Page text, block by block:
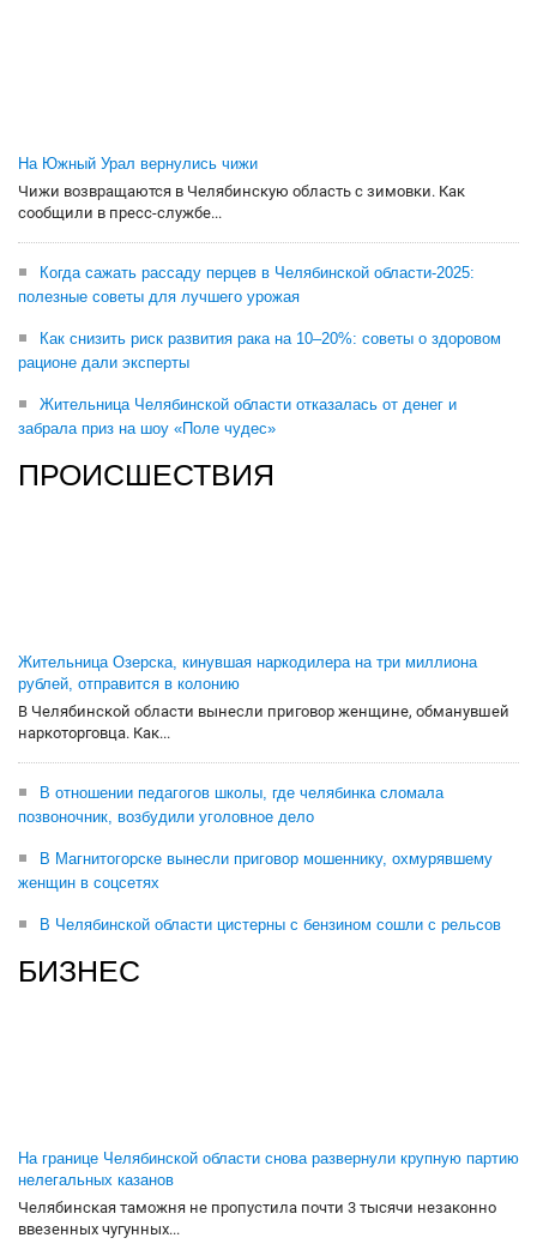
На Южный Урал вернулись чижи
Чижи возвращаются в Челябинскую область с зимовки. Как
сообщили в пресс-службе...
Когда сажать рассаду перцев в Челябинской области-2025:
полезные советы для лучшего урожая
Как снизить риск развития рака на 10–20%: советы о здоровом
рационе дали эксперты
Жительница Челябинской области отказалась от денег и
забрала приз на шоу «Поле чудес»
ПРОИСШЕСТВИЯ
Жительница Озерска, кинувшая наркодилера на три миллиона
рублей, отправится в колонию
В Челябинской области вынесли приговор женщине, обманувшей
наркоторговца. Как...
В отношении педагогов школы, где челябинка сломала
позвоночник, возбудили уголовное дело
В Магнитогорске вынесли приговор мошеннику, охмурявшему
женщин в соцсетях
В Челябинской области цистерны с бензином сошли с рельсов
БИЗНЕС
На границе Челябинской области снова развернули крупную партию
нелегальных казанов
Челябинская таможня не пропустила почти 3 тысячи незаконно
ввезенных чугунных...